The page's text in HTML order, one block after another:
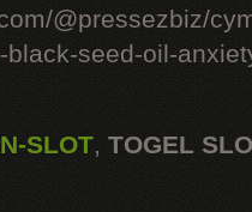
@pressezbiz/
seed-oil-
SLOT,TOGEL